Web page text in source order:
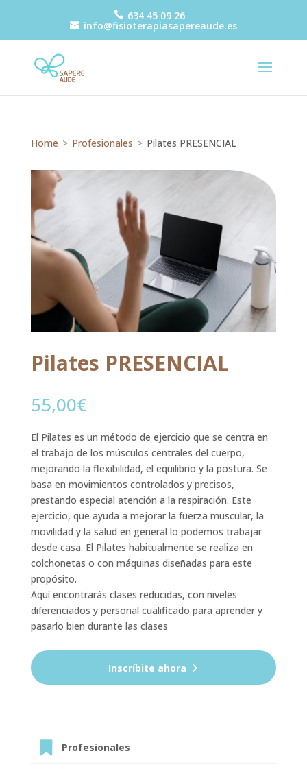
634 45 09 26
info@fisioterapiasapereaude.es
Home > Profesionales > Pilates PRESENCIAL
Pilates PRESENCIAL
55,00€
El Pilates es un método de ejercicio que se centra en
el trabajo de los músculos centrales del cuerpo,
mejorando la flexibilidad, el equilibrio y la postura. Se
basa en movimientos controlados y precisos,
prestando especial atención a la respiración. Este
ejercicio, que ayuda a mejorar la fuerza muscular, la
movilidad y la salud en general lo podemos trabajar
desde casa. El Pilates habitualmente se realiza en
colchonetas o con máquinas diseñadas para este
propósito.
Aquí encontrarás clases reducidas, con niveles
diferenciados y personal cualificado para aprender y
pasarlo bien durante las clases
Pilates
PRESENCIAL
Inscríbite ahora
Profesionales